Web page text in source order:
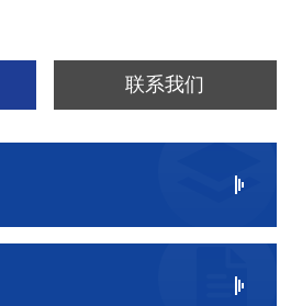
联系我们